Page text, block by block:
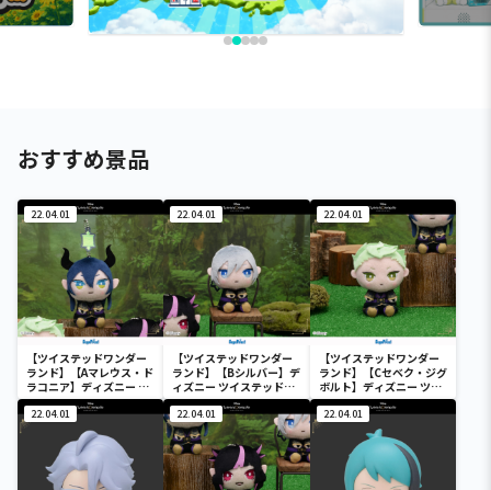
おすすめ景品
22.04.01
【ツイステッドワンダー
ランド】【Aマレウス・ド
ラコニア】ディズニー ツ
イステッドワンダーラン
ド& you[MP]式典服
[KCM]“ディアソムニア
22.04.01
【ツイステッドワンダー
ランド】【Bシルバー】デ
ィズニー ツイステッドワ
ンダーランド& you[MP]
式典服[KCM]“ディアソ
ムニア寮”
22.04.01
【ツイステッドワンダー
ランド】【Cセベク・ジグ
ボルト】ディズニー ツイ
ステッドワンダーランド
& you[MP]式典服
[KCM]“ディアソムニア
22.04.01 22.04.01 22.04.01